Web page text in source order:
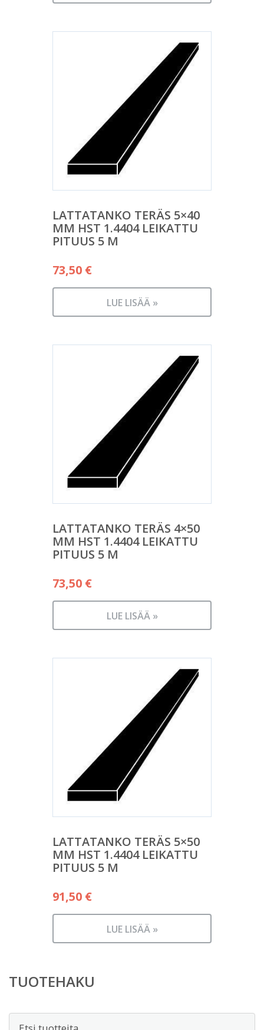
LATTATANKO TERÄS 5×40
MM HST 1.4404 LEIKATTU
PITUUS 5 M
73,50 €
LUE LISÄÄ »
LATTATANKO TERÄS 4×50
MM HST 1.4404 LEIKATTU
PITUUS 5 M
73,50 €
LUE LISÄÄ »
LATTATANKO TERÄS 5×50
MM HST 1.4404 LEIKATTU
PITUUS 5 M
91,50 €
LUE LISÄÄ »
TUOTEHAKU